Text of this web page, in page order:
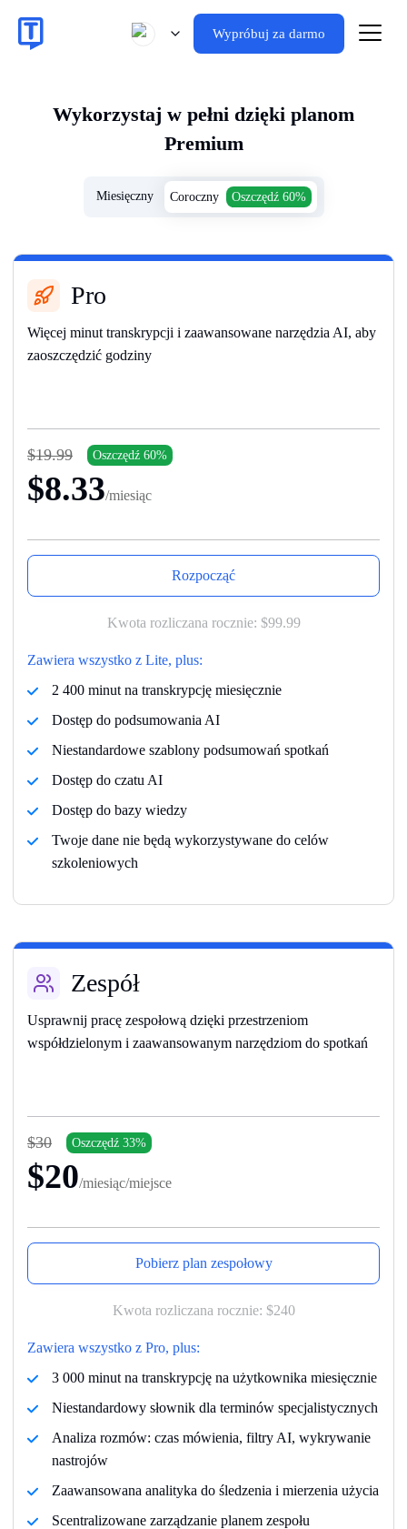
Wypróbuj za darmo
Wykorzystaj w pełni dzięki planom
Premium
Miesięczny Coroczny Oszczędź 60%
Pro
Więcej minut transkrypcji i zaawansowane narzędzia AI, aby
zaoszczędzić godziny
$19.99 Oszczędź 60%
$8.33/miesiąc
Rozpocząć
Kwota rozliczana rocznie: $99.99
Zawiera wszystko z Lite, plus:
2 400 minut na transkrypcję miesięcznie
Dostęp do podsumowania AI
Niestandardowe szablony podsumowań spotkań
Dostęp do czatu AI
Dostęp do bazy wiedzy
Twoje dane nie będą wykorzystywane do celów
szkoleniowych
Zespół
Usprawnij pracę zespołową dzięki przestrzeniom
współdzielonym i zaawansowanym narzędziom do spotkań
$30 Oszczędź 33%
$20/miesiąc/miejsce
Pobierz plan zespołowy
Kwota rozliczana rocznie: $240
Zawiera wszystko z Pro, plus:
3 000 minut na transkrypcję na użytkownika miesięcznie
Niestandardowy słownik dla terminów specjalistycznych
Analiza rozmów: czas mówienia, filtry AI, wykrywanie
nastrojów
Zaawansowana analityka do śledzenia i mierzenia użycia
Scentralizowane zarządzanie planem zespołu